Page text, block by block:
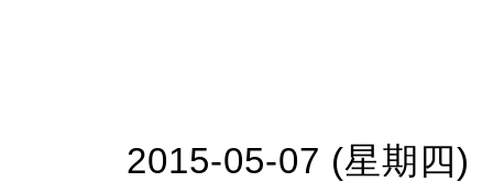
2015-05-07 (星期四)